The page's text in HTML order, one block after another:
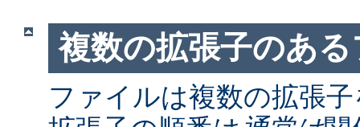
複数の拡張子のあ
ファイルは複数の拡張